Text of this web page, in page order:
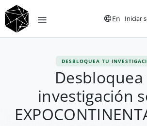
En Iniciar
DESBLOQUEA TU
investigación